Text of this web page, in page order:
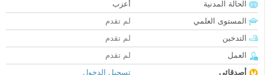
الحالة المدنية
أعزب
المستوى العلمي
لم تقدم
التدخين
لم تقدم
العمل
لم تقدم
أصدقائي
تسجيل الدخول